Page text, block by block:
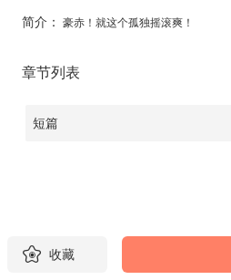
简介： 豪赤！就这个孤独摇滚爽！
章节列表
短篇
收藏